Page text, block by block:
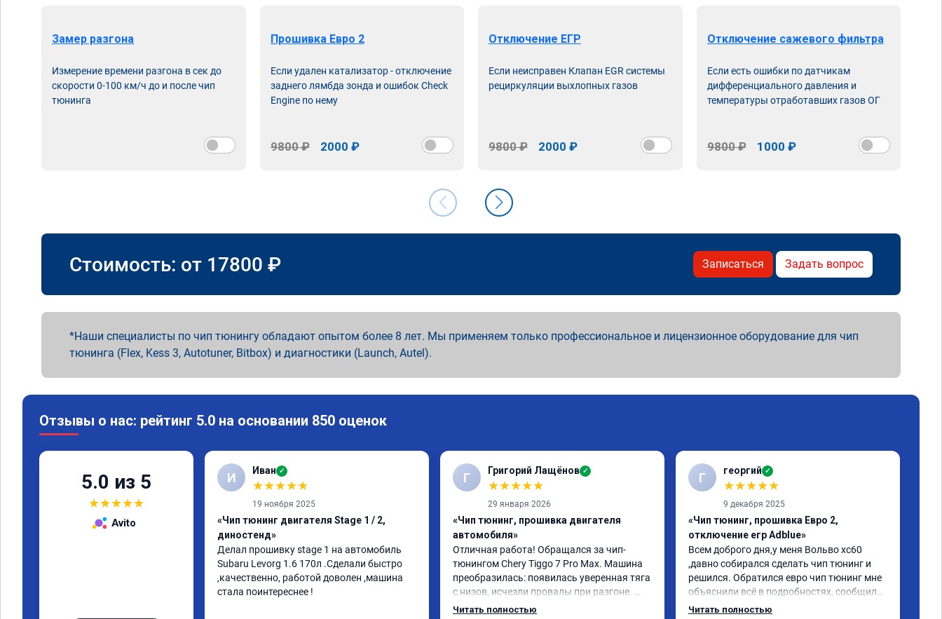
Замер разгона
Измерение времени разгона в сек до
скорости 0-100 км/ч до и после чип
тюнинга
Прошивка Евро 2
Если удален катализатор - отключение
заднего лямбда зонда и ошибок Check
Engine по нему
9800 ₽ 2000 ₽
Отключение ЕГР
Если неисправен Клапан EGR системы
рециркуляции выхлопных газов
9800 ₽ 2000 ₽
Отключение сажевого фильтра
Если есть ошибки по датчикам
дифференциального давления и
температуры отработавших газов ОГ
9800 ₽ 1000 ₽
Стоимость: от 17800 ₽ Записаться Задать вопрос
Наши специалисты по чип тюнингу обладают опытом более 8 лет. Мы применяем только профессиональное и лицензионное оборудование для чип
тюнинга (Flex, Kess 3, Autotuner, Bitbox) и диагностики (Launch, Autel).
Отзывы о нас: рейтинг 5.0 на основании 850 оценок
5.0 из 5
★★★★★
Avito
И Иван ✓
★★★★★
19 ноября 2025
«Чип тюнинг двигателя Stage 1 / 2,
диностенд»
Делал прошивку stage 1 на автомобиль
Subaru Levorg 1.6 170л .Сделали быстро
,качественно, работой доволен ,машина
стала поинтереснее !
Г Григорий Лащёнов ✓
★★★★★
29 января 2026
«Чип тюнинг, прошивка двигателя
автомобиля»
Отличная работа! Обращался за чип-
тюнингом Chery Tiggo 7 Pro Max. Машина
преобразилась: появилась уверенная тяга
с низов, исчезли провалы при разгоне.
Расход в спокойном режиме даже немного
Читать полностью
Г георгий ✓
★★★★★
9 декабря 2025
«Чип тюнинг, прошивка Евро 2,
отключение егр Adblue»
Всем доброго дня,у меня Вольво xc60
,давно собирался сделать чип тюнинг и
решился. Обратился евро чип тюнинг мне
объяснили всё в подробностях, сообщили
сумму записали. Приехал в назначенное
Читать полностью